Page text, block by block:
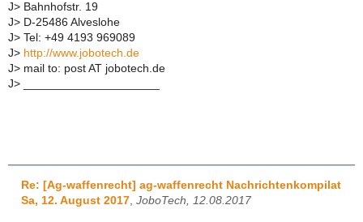
J> Bahnhofstr. 19
J> D-25486 Alveslohe
J> Tel: +49 4193 969089
J> http://www.jobotech.de
J> mail to: post AT jobotech.de
J> _____________________
Re: [Ag-waffenrecht] ag-waffenrecht Nachrichtenkompilat
Sa, 12. August 2017 JoboTech, 12.08.2017